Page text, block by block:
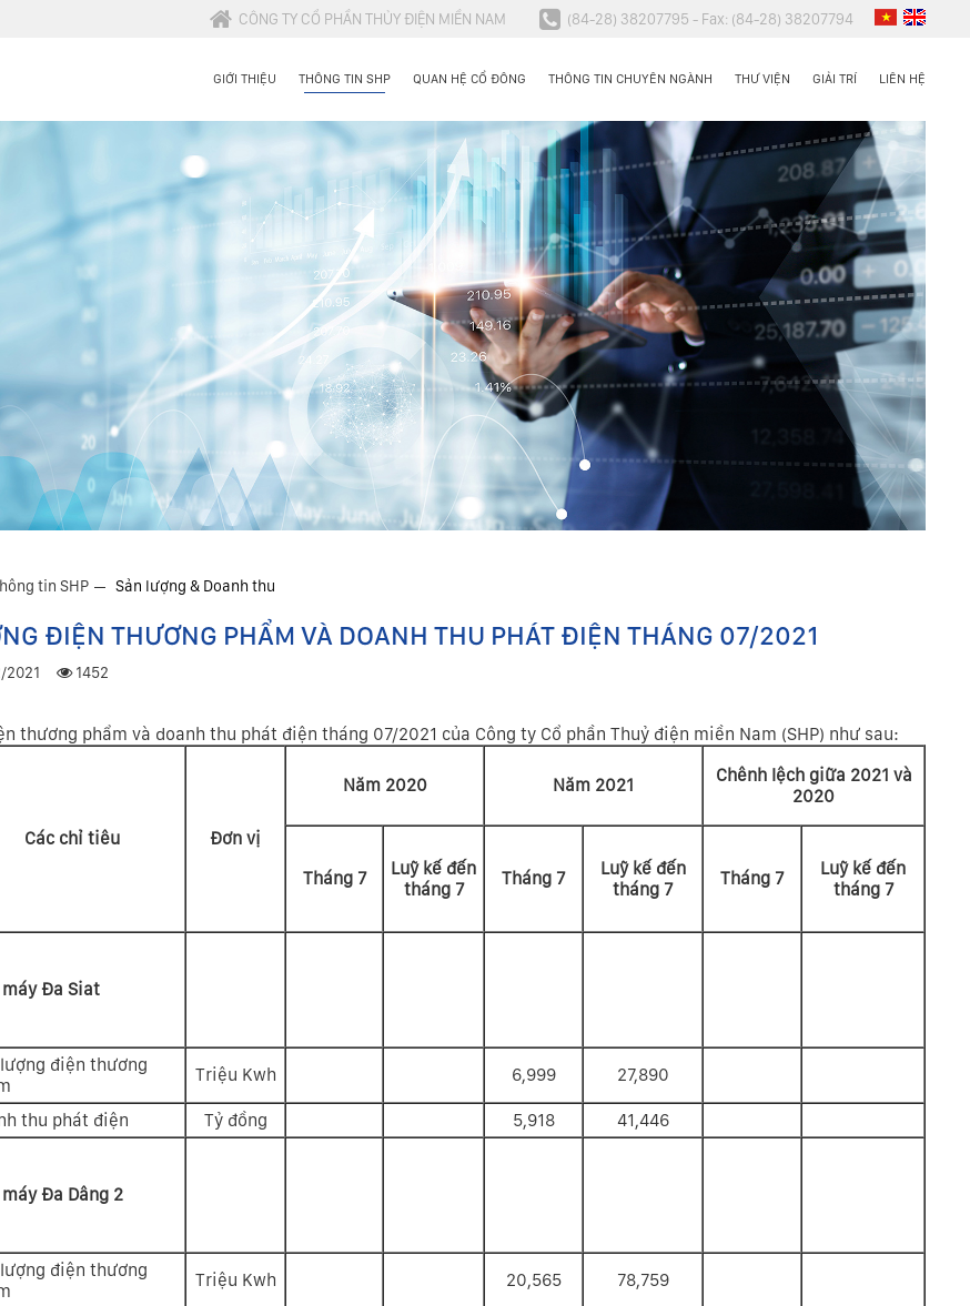
CÔNG TY CỔ PHẦN THỦY ĐIỆN MIỀN NAM (84-28) 38207795 - Fax: (84-28) 38207794
GIỚI THIỆU THÔNG TIN SHP QUAN HỆ CỔ ĐÔNG THÔNG TIN CHUYÊN NGÀNH THƯ VIỆN GIẢI TRÍ LIÊN HỆ
tin SHP Sản lượng & Doanh thu
ĐIỆN THƯƠNG PHẨM VÀ DOANH THU PHÁT ĐIỆN THÁNG 07/2021
2021 1452
thương phẩm và doanh thu phát điện tháng 07/2021 của Công ty Cổ phần Thuỷ điện miền Nam (SHP) như sau:
Các chỉ tiêu Đơn vị
Năm 2020 Năm 2021
Chênh lệch giữa 2021 và
2020
Tháng 7
Luỹ kế đến
tháng 7
Tháng 7
Luỹ kế đến
tháng 7
Tháng 7
Luỹ kế đến
tháng 7
máy Đa Siat
điện thương
Triệu Kwh 6,999 27,890
thu phát điện Tỷ đồng 5,918 41,446
Đa Dâng 2
điện thương
Triệu Kwh 20,565 78,759